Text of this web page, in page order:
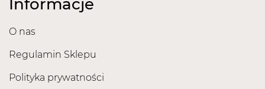
Informacje
O nas
Regulamin Sklepu
Polityka prywatności